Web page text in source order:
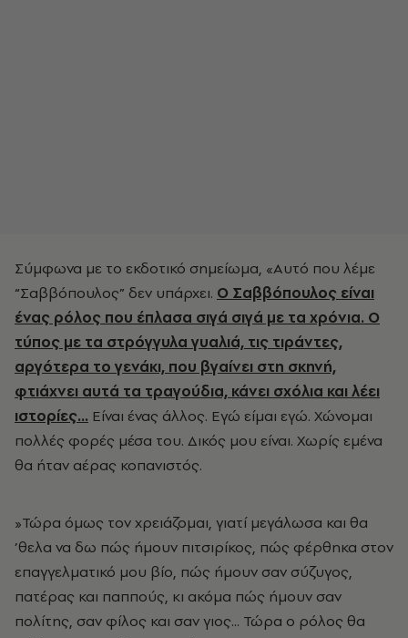
Σύμφωνα με το εκδοτικό σημείωμα, «Αυτό που λέμε
“Σαββόπουλος” δεν υπάρχει. Ο Σαββόπουλος είναι
ένας ρόλος που έπλασα σιγά σιγά με τα χρόνια. Ο
τύπος με τα στρόγγυλα γυαλιά, τις τιράντες,
αργότερα το γενάκι, που βγαίνει στη σκηνή,
φτιάχνει αυτά τα τραγούδια, κάνει σχόλια και λέει
ιστορίες... Είναι ένας άλλος. Εγώ είμαι εγώ. Χώνομαι
πολλές φορές μέσα του. Δικός μου είναι. Χωρίς εμένα
θα ήταν αέρας κοπανιστός.
»Τώρα όμως τον χρειάζομαι, γιατί μεγάλωσα και θα
’θελα να δω πώς ήμουν πιτσιρίκος, πώς φέρθηκα στον
επαγγελματικό μου βίο, πώς ήμουν σαν σύζυγος,
πατέρας και παππούς, κι ακόμα πώς ήμουν σαν
πολίτης, σαν φίλος και σαν γιος... Τώρα ο ρόλος θα